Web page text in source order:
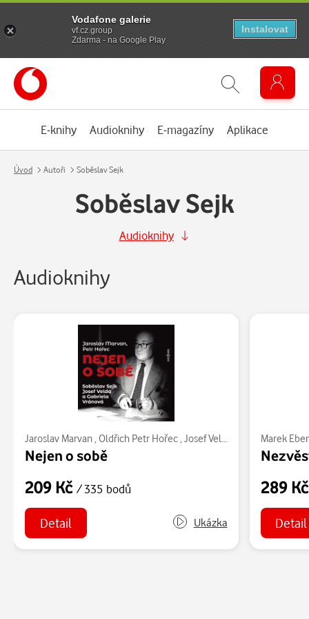
E-knihy Audioknihy E-magazíny Aplikace
Úvod Autoři Soběslav Sejk
Soběslav Sejk
Audioknihy
Audioknihy
Jaroslav Marvan, Oldřich Petr Hořec, Josef Velda Gabriela Vránová
Nejen o sobě
209 Kč / 335 bodů
Detail Ukázka
Marek
289
Detail
Vodafone galerie
vf.cz.group
Zdarma - na Google Play
Instalovat